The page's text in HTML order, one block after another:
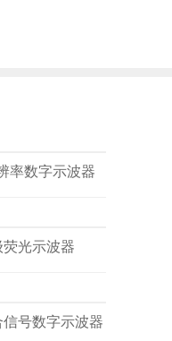
率数字示波器
光示波器
号数字示波器